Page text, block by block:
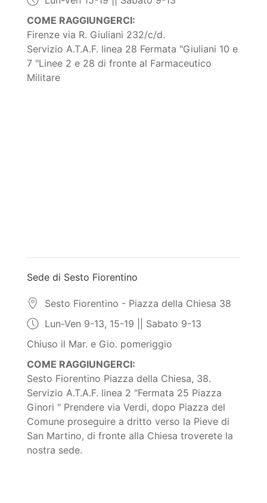
COME RAGGIUNGERCI:
Firenze via R. Giuliani 232/c/d.
Servizio A.T.A.F. linea 28 Fermata "Giuliani 10 e
7 "Linee 2 e 28 di fronte al Farmaceutico
Militare
Sede di Sesto Fiorentino
Sesto Fiorentino - Piazza della Chiesa 38
Lun-Ven 9-13, 15-19 || Sabato 9-13
Chiuso il Mar. e Gio. pomeriggio
COME RAGGIUNGERCI:
Sesto Fiorentino Piazza della Chiesa, 38.
Servizio A.T.A.F. linea 2 "Fermata 25 Piazza
Ginori " Prendere via Verdi, dopo Piazza del
Comune proseguire a dritto verso la Pieve di
San Martino, di fronte alla Chiesa troverete la
nostra sede.